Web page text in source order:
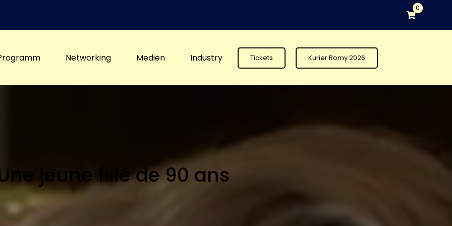
0
Networking Medien Industry Tickets Kurier Romy 2026
jeune fille de 90 ans